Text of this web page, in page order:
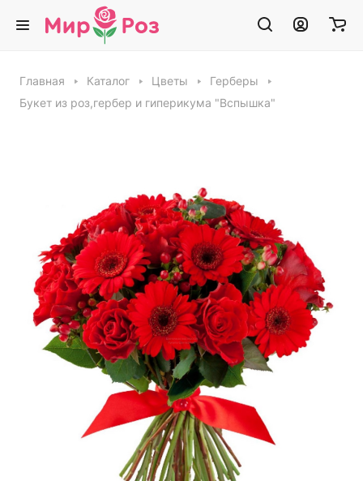
Главная Каталог Цветы
Герберы
Букет из роз,гербер и гиперикума "Вспышка"